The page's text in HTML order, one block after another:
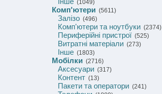
(1049)
Комп'ютери (5611)
Залізо (496)
Комп'ютери та ноутбуки (2374)
Периферійні пристрої (525)
Витратні матеріали (273)
Інше (1803)
Мобілки (2716)
Аксесуари (317)
Контент (13)
Пакети та оператори (241)